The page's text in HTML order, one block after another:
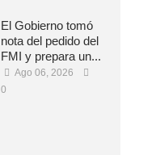
El Gobierno tomó
nota del pedido del
FMI y prepara un...
Ago 06, 2026
0